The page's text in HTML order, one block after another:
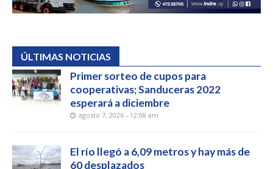
ÚLTIMAS NOTICIAS
Primer sorteo de cupos para
cooperativas; Sanduceras 2022
esperará a diciembre
agosto 7, 2026 - 12:08 am
El río llegó a 6,09 metros y hay más de
60 desplazados